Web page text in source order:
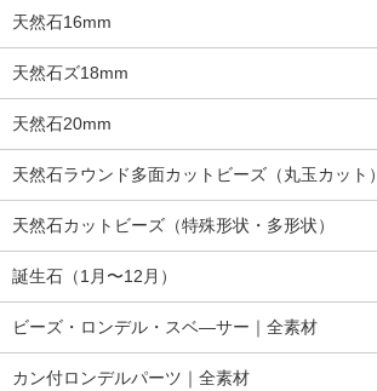
天然石16mm
天然石ズ18mm
天然石20mm
天然石ラウンド多面カットビーズ（丸玉カット）
天然石カットビーズ（特殊形状・多形状）
誕生石（1月〜12月）
ビーズ・ロンデル・スベ―サー｜全素材
カン付ロンデルパーツ｜全素材